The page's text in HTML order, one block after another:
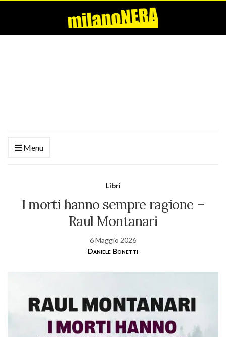
Menu
Libri
I morti hanno sempre ragione –
Raul Montanari
6 Maggio 2026
Daniele Bonetti